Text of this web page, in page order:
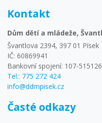
Kontakt
Dům dětí a mládeže,
Švantlova 2394, 397 01 Písek
IČ: 60869941
Bankovní spojení: 107-
Tel.: 775 272 424
info@ddmpisek.cz
Časté odkazy